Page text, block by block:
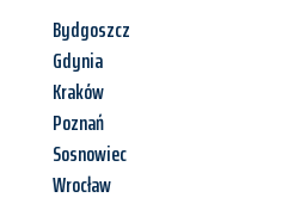
Bydgoszcz
Gdynia
Kraków
Poznań
Sosnowiec
Wrocław